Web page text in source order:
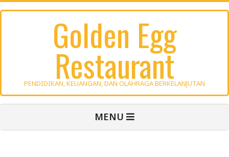
Skip
Golden Egg
Restaurant
PENDIDIKAN, KEUANGAN, DAN OLAHRAGA BERKELANJUTAN
MENU